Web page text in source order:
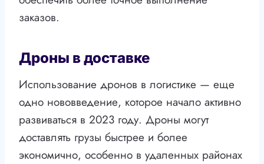
заказов.
Дроны в доставке
Использование дронов в логистике — еще
одно нововведение, которое начало активно
развиваться в 2023 году. Дроны могут
доставлять грузы быстрее и более
экономично, особенно в удаленных районах